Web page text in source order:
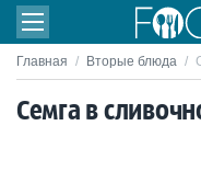
Главная / Вторые блюда /
Семга в